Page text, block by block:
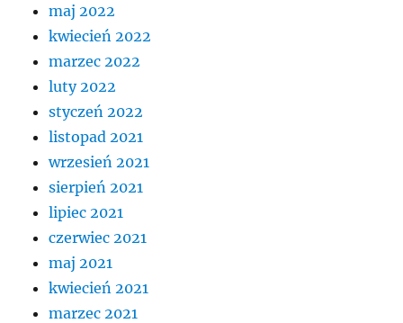
maj 2022
kwiecień 2022
marzec 2022
luty 2022
styczeń 2022
listopad 2021
wrzesień 2021
sierpień 2021
lipiec 2021
czerwiec 2021
maj 2021
kwiecień 2021
marzec 2021